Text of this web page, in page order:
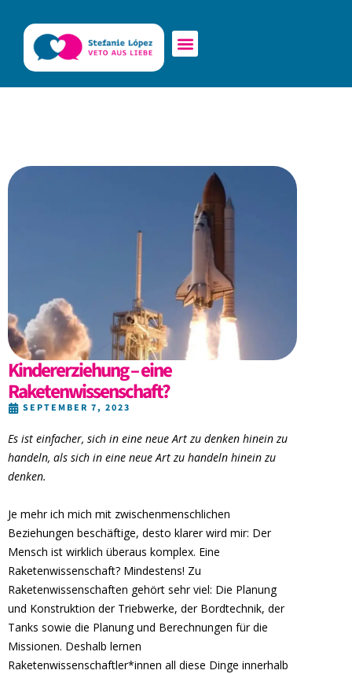
Kindererziehung – eine
Raketenwissenschaft?
SEPTEMBER 7, 2023
Es ist einfacher, sich in eine neue Art zu denken hinein zu
handeln, als sich in eine neue Art zu handeln hinein zu
denken.
Je mehr ich mich mit zwischenmenschlichen
Beziehungen beschäftige, desto klarer wird mir: Der
Mensch ist wirklich überaus komplex. Eine
Raketenwissenschaft? Mindestens! Zu
Raketenwissenschaften gehört sehr viel: Die Planung
und Konstruktion der Triebwerke, der Bordtechnik, der
Tanks sowie die Planung und Berechnungen für die
Missionen. Deshalb lernen
Raketenwissenschaftler*innen all diese Dinge innerhalb